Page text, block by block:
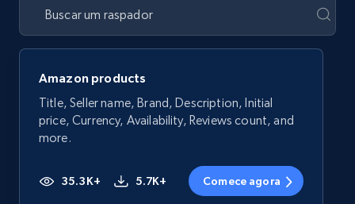
Amazon products
Title, Seller name, Brand, Description, Initial
price, Currency, Availability, Reviews count, and
more.
35.3K+ 5.7K+ Comece agora